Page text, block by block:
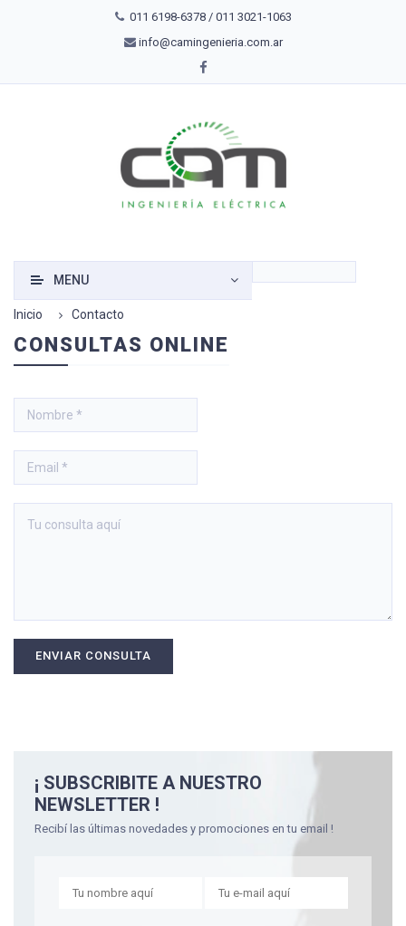
011 6198-6378 / 011 3021-1063
info@camingenieria.com.ar
MENU
Inicio Contacto
CONSULTAS ONLINE
¡ SUBSCRIBITE A NUESTRO
NEWSLETTER !
Recibí las últimas novedades y promociones en tu email !